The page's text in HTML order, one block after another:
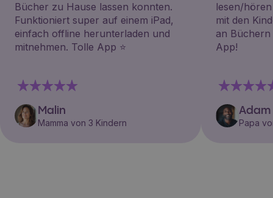
Bücher zu Hause lassen konnten.
Funktioniert super auf einem iPad,
einfach offline herunterladen und
mitnehmen. Tolle App ⭐️
Malin
Mamma von 3 Kindern
lesen/
mit den
an Büchern
App!
Adam
Papa